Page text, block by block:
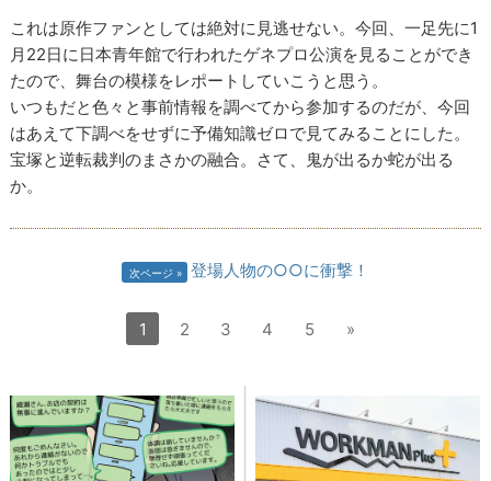
これは原作ファンとしては絶対に見逃せない。今回、一足先に1
月22日に日本青年館で行われたゲネプロ公演を見ることができ
たので、舞台の模様をレポートしていこうと思う。
いつもだと色々と事前情報を調べてから参加するのだが、今回
はあえて下調べをせずに予備知識ゼロで見てみることにした。
宝塚と逆転裁判のまさかの融合。さて、鬼が出るか蛇が出る
か。
次ページ 登場人物の○○に衝撃！
1 2 3 4 5 »